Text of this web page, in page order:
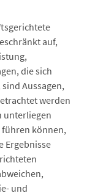
auf,
die sich
Aussagen,
werden
unterliegen
führen können,
Ergebnisse
und